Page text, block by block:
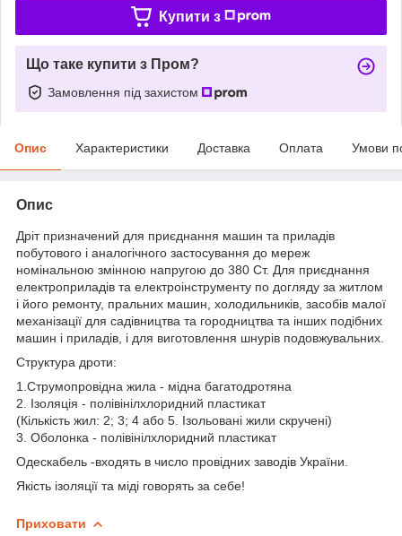
Купити з
Що таке купити з Пром?
Замовлення під захистом
Опис Характеристики Доставка Оплата Умови
Опис
Дріт призначений для приєднання машин та приладів
побутового і аналогічного застосування до мереж
номінальною змінною напругою до 380 Ст. Для приєднання
електроприладів та електроінструменту по догляду за житлом
і його ремонту, пральних машин, холодильників, засобів малої
механізації для садівництва та городництва та інших подібних
машин і приладів, і для виготовлення шнурів подовжувальних.
Структура дроти:
1.Струмопровідна жила - мідна багатодротяна
2. Ізоляція - полівінілхлоридний пластикат
(Кількість жил: 2; 3; 4 або 5. Ізольовані жили скручені)
3. Оболонка - полівінілхлоридний пластикат
Одескабель -входять в число провідних заводів України.
Якість ізоляції та міді говорять за себе!
Приховати